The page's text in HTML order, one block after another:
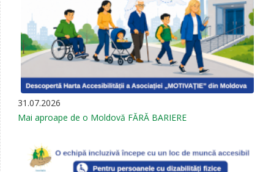
31.07.2026
Mai aproape de o Moldovă FĂRĂ BARIERE